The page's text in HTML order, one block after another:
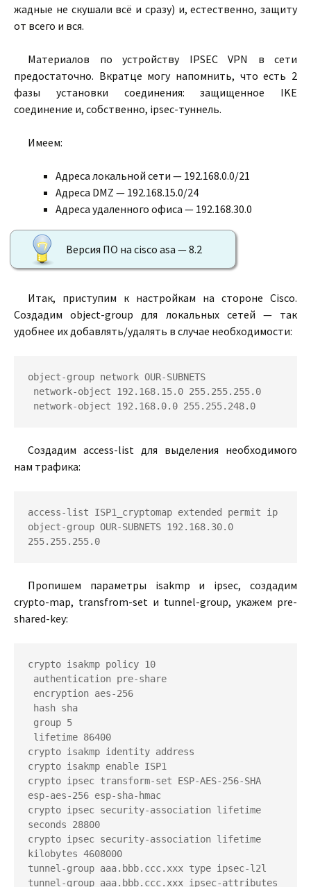
жадные не скушали всё и сразу) и, естественно, защиту
от всего и вся.
Материалов по устройству IPSEC VPN в сети
предостаточно. Вкратце могу напомнить, что есть 2
фазы установки соединения: защищенное IKE
соединение и, собственно, ipsec-туннель.
Имеем:
Адреса локальной сети — 192.168.0.0/21
Адреса DMZ — 192.168.15.0/24
Адреса удаленного офиса — 192.168.30.0
Версия ПО на cisco asa — 8.2
Итак, приступим к настройкам на стороне Cisco.
Создадим object-group для локальных сетей — так
удобнее их добавлять/удалять в случае необходимости:
object-group network OUR-SUBNETS
Создадим access-list для выделения необходимого
нам трафика:
access-list ISP1_cryptomap extended permit ip
object-group OUR-SUBNETS 192.168.30.0
Пропишем параметры isakmp и ipsec, создадим
crypto-map, transfrom-set и tunnel-group, укажем pre-
shared-key:
crypto isakmp policy 10
crypto isakmp identity address
crypto isakmp enable ISP1
crypto ipsec transform-set ESP-AES-256-SHA
esp-aes-256 esp-sha-hmac
crypto ipsec security-association lifetime
seconds 28800
crypto ipsec security-association lifetime
kilobytes 4608000
tunnel-group aaa.bbb.ccc.xxx type ipsec-l2l
tunnel-group aaa.bbb.ccc.xxx ipsec-attributes